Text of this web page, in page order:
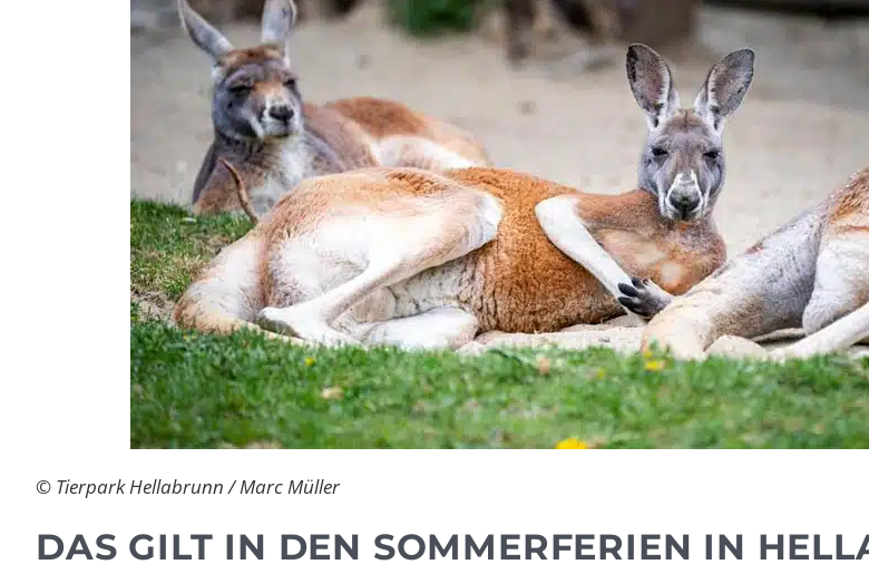
© Tierpark Hellabrunn / Marc Müller
DAS GILT IN DEN SOMMERFERIEN IN